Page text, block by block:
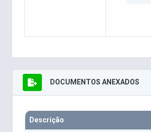
DOCUMENTOS ANEXADOS
Descrição